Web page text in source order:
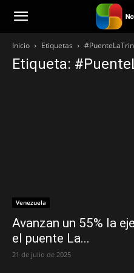
Noticias251
Inicio Etiquetas
Etiqueta:
Venezuela
Avanzan un 55% la
el puente La...
21 de julio de 2025